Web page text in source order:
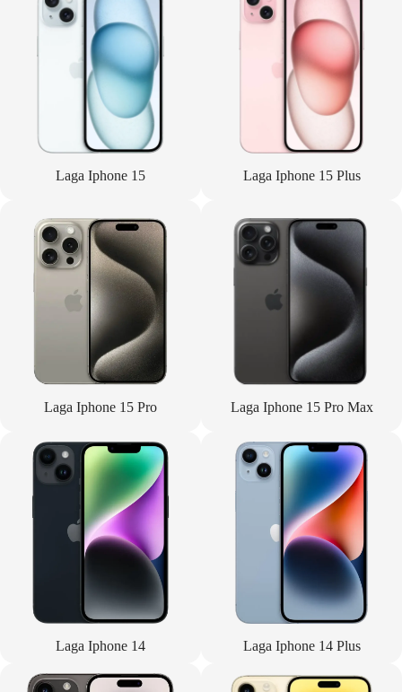
Laga Iphone 15 Laga Iphone 15 Plus
Laga Iphone 15 Pro Laga Iphone 15 Pro Max
Laga Iphone 14 Laga Iphone 14 Plus